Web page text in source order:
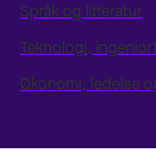
Språk og litteratur
Teknologi,
Økonomi, ledelse